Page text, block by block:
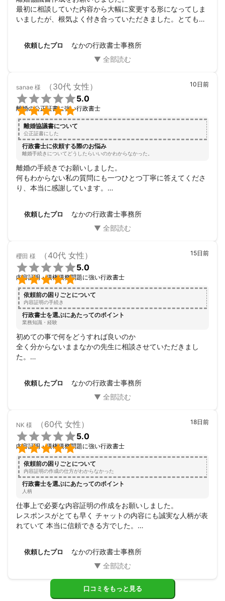
最初に相談していた内容から大幅に変更する形になってしま
いましたが、根気よく付き合っていただきました。とても感
依頼したプロ なかの行政書士事務所
sanae 様 （30代 女性）


5.0
離婚の公正証書に強い行政書士
10日前
離婚協議書について
公正証書にした
行政書士に依頼する際のお悩み
離婚手続きについてどうしたらいいのかわからなかった。
離婚の手続きでお願いしました。
何もわからない私の質問にも一つひとつ丁寧に答えてくださ
り、本当に感謝しています。
けなかったので、日にちが近づくにつれて「本当に間に合う
かな」と焦る気持ちもありましたが、きちんと期日に間に合
ました。
お願いしてよかったです。
依頼したプロ なかの行政書士事務所
櫻田 様 （40代 女性）


5.0
内容証明・債権債務問題に強い行政書士
15日前
依頼前の困りごとについて
内容証明の手続き
行政書士を選ぶにあたってのポイント
業務知識・経験
初めての事で何をどうすれば良いのか
全く分からないままなかの先生に相談させていただきまし
た。
えてくださりなかの先生へお願いしました。
不安しかない中アドバイスも的確、分からない事は質問した
安心してお願い出来る先生に巡り会え
本当に感謝しております。
ありがとうございます^_^
依頼したプロ なかの行政書士事務所
NK 様 （60代 女性）


5.0
内容証明・債権債務問題に強い行政書士
18日前
依頼前の困りごとについて
内容証明の作成の仕方がわからなかった
行政書士を選ぶにあたってのポイント
人柄
仕事上で必要な内容証明の作成をお願いしました。
レスポンスがとても早く チャットの内容にも誠実な人柄が表
れていて 本当に信頼できる方でした。
依頼したプロ なかの行政書士事務所
口コミをもっと見る